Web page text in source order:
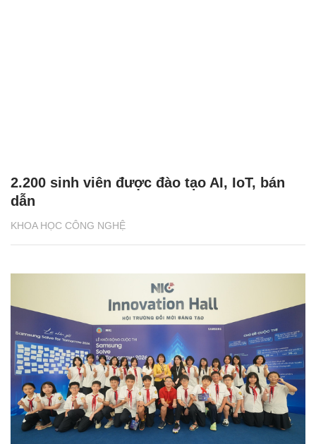
KHOA HỌC CÔNG NGHỆ
2.200 sinh viên được đào tạo AI, IoT, bán
dẫn